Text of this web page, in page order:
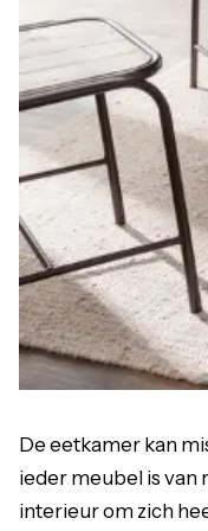
De eetkamer kan
ieder meubel is van
interieur om zich